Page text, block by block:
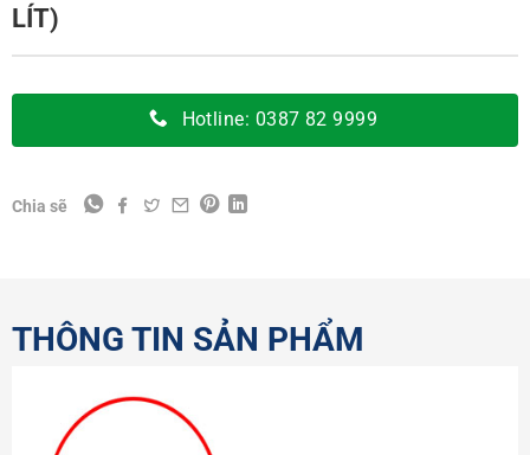
LÍT)
Hotline: 0387 82 9999
Chia sẽ
THÔNG TIN SẢN PHẨM